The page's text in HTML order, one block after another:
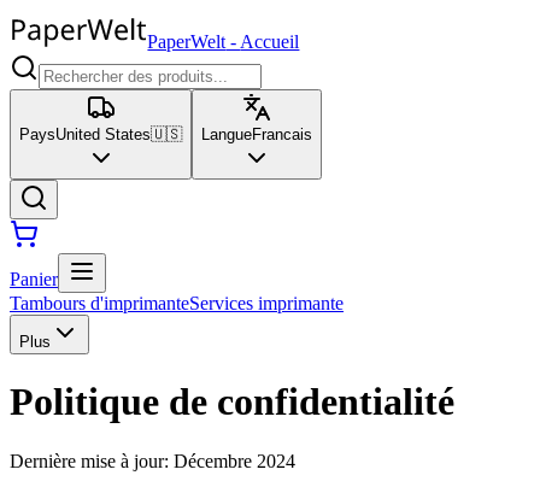
PaperWelt - Accueil
PaysUnited States🇺🇸 LangueFrancais
Panier
Tambours d'imprimanteServices imprimante
Plus
Politique de confidentialité
Dernière mise à jour: Décembre 2024